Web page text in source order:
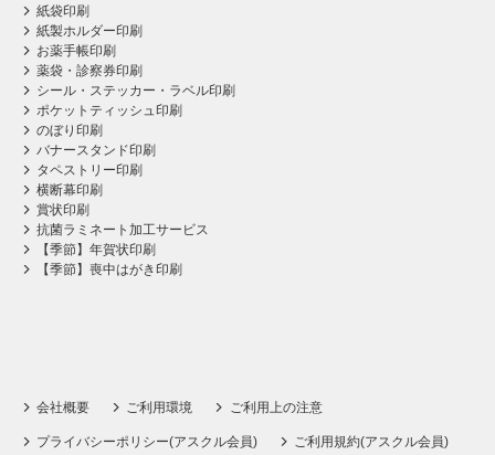
紙袋印刷
紙製ホルダー印刷
お薬手帳印刷
薬袋・診察券印刷
シール・ステッカー・ラベル印刷
ポケットティッシュ印刷
のぼり印刷
バナースタンド印刷
タペストリー印刷
横断幕印刷
賞状印刷
抗菌ラミネート加工サービス
【季節】年賀状印刷
【季節】喪中はがき印刷
会社概要 ご利用環境 ご利用上の注意
プライバシーポリシー(アスクル会員) ご利用規約(アスクル会員)